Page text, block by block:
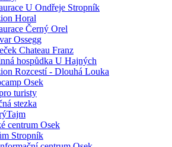
U Ondřeje Stropník
Horal
Černý Orel
Ossegg
Chateau Franz
hospůdka U Hajných
Rozcestí - Dlouhá Louka
Osek
turisty
stezka
centrum Osek
Stropník